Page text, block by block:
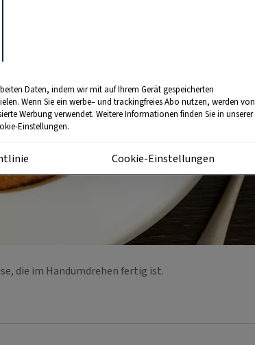
die im Handumdrehen fertig ist.
Daten, indem wir mit auf Ihrem Gerät gespeicherten
Wenn Sie ein werbe– und trackingfreies Abo nutzen, werden von
Werbung verwendet. Weitere Informationen finden Sie in unserer
Einstellungen.
Cookie-Einstellungen